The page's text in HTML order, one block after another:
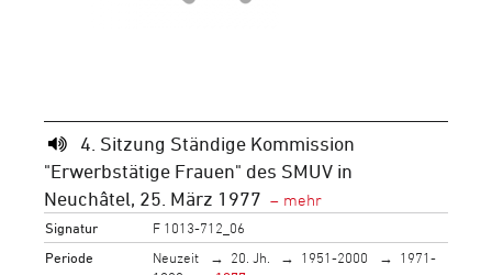
4. Sitzung Ständige Kommission
"Erwerbstätige Frauen" des SMUV in
Neuchâtel, 25. März 1977
Signatur
F 1013-712_06
Periode
Neuzeit 20. Jh. 1951-2000
1971-